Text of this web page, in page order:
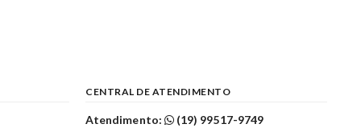
CENTRAL DE ATENDIMENTO
Atendimento: (19) 99517-9749